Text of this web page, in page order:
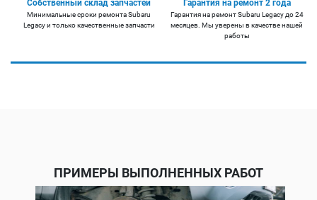
Собственный склад запчастей
Минимальные сроки ремонта Subaru
Legacy и только качественные запчасти
Гарантия на ремонт 2 года
Гарантия на ремонт Subaru Legacy до 24
месяцев. Мы уверены в качестве нашей
работы
ПРИМЕРЫ ВЫПОЛНЕННЫХ РАБОТ